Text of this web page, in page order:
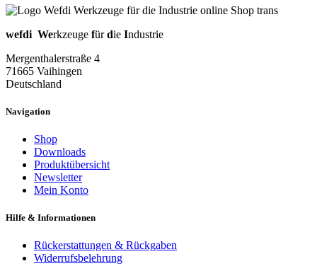
wefdi Werkzeuge fürdie Industrie
Mergenthalerstraße 4
71665 Vaihingen
Deutschland
Navigation
Shop
Downloads
Produktübersicht
Newsletter
Mein Konto
Hilfe & Informationen
Rückerstattungen & Rückgaben
Widerrufsbelehrung